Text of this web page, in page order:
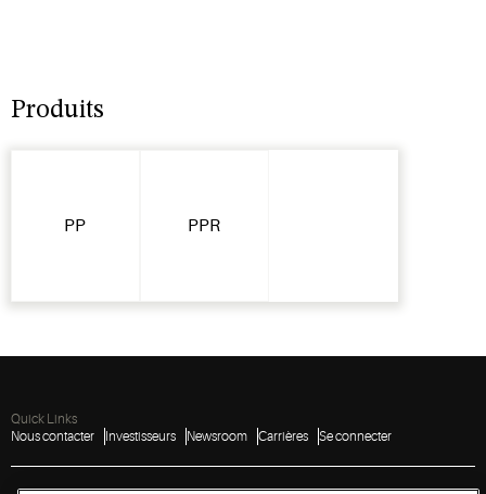
Produits
PP PPR
Quick Links
Nous contacter
Investisseurs Newsroom Carrières Se connecter